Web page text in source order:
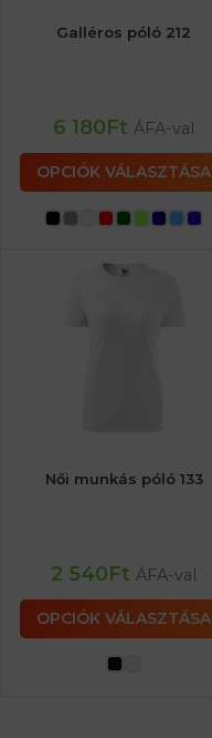
Galléros póló 212
6 180Ft ÁFA-val
OPCIÓK VÁLASZTÁSA
Női munkás póló 133
2 540Ft ÁFA-val
OPCIÓK VÁLASZTÁSA